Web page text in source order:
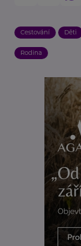
Cestování Děti
Rodina